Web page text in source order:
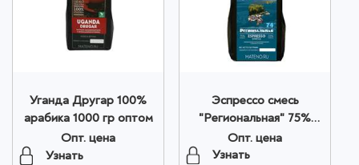
Уганда Другар 100%
арабика 1000 гр оптом
Опт. цена
Узнать
Эспрессо смесь
"Региональная" 75%
арабика 25% робуста
1000 гр оптом
Опт. цена
Узнать